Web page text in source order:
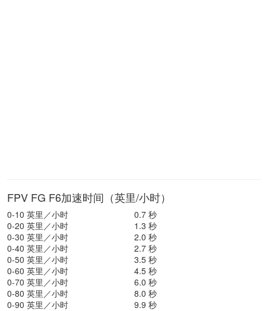
FPV FG F6加速时间（英里/小时）
0-10 英里／小时
0.7 秒
0-20 英里／小时
1.3 秒
0-30 英里／小时
2.0 秒
0-40 英里／小时
2.7 秒
0-50 英里／小时
3.5 秒
0-60 英里／小时
4.5 秒
0-70 英里／小时
6.0 秒
0-80 英里／小时
8.0 秒
0-90 英里／小时
9.9 秒